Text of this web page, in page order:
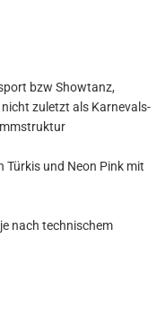
bzw Showtanz,
zuletzt als Karnevals-
Türkis und Neon Pink mit
nach technischem